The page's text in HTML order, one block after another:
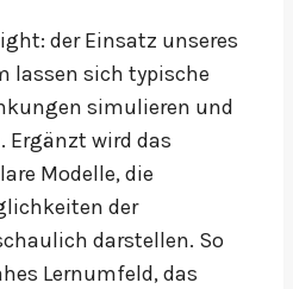
der Einsatz unseres
lassen sich typische
simulieren und
wird das
Modelle, die
der
darstellen. So
Lernumfeld, das